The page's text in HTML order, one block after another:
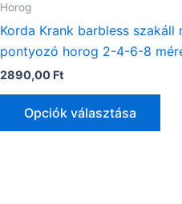
Horog
Korda Krank barbless szakáll
pontyozó horog 2-4-6-8
2890,00 Ft
Opciók választása
több